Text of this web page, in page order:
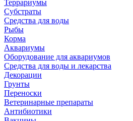
Террариумы
Субстраты
Средства для воды
Рыбы
Корма
Аквариумы
Оборудование для аквариумов
Средства для воды и лекарства
Декорации
Грунты
Переноски
Ветеринарные препараты
Антибиотики